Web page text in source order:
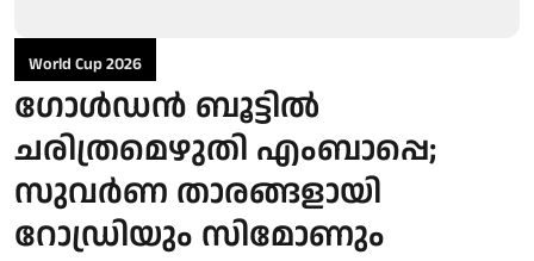
World Cup 2026
ഗോള്‍ഡന്‍ ബൂട്ടില്‍
ചരിത്രമെഴുതി എംബാപ്പെ;
സുവര്‍ണ താരങ്ങളായി
റോഡ്രിയും സിമോണും